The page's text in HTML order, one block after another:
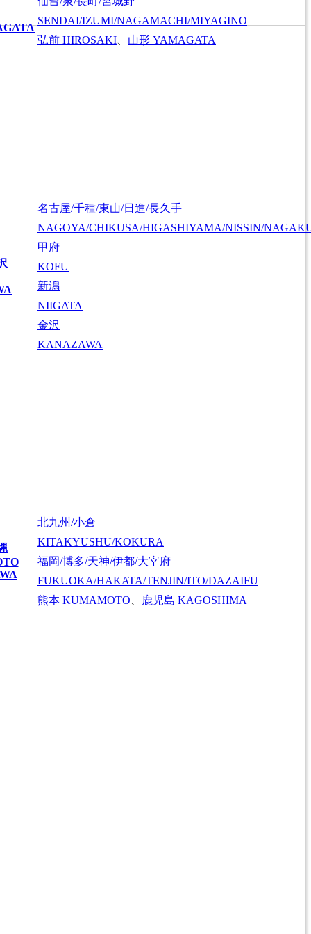
SENDAI/IZUMI/NAGAMACHI/MIYAGINO
弘前 HIROSAKI 山形 YAMAGATA
名古屋/千種/東山/日進/長久手
NAGOYA/CHIKUSA/HIGASHIYAMA/NISSIN/
甲府
KOFU
新潟
NIIGATA
金沢
KANAZAWA
北九州/小倉
KITAKYUSHU/KOKURA
福岡/博多/天神/伊都/大宰府
FUKUOKA/HAKATA/TENJIN/ITO/DAZAIFU
熊本 KUMAMOTO 鹿児島 KAGOSHIMA